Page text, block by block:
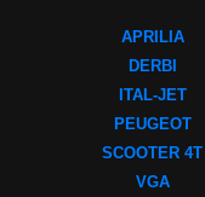
APRILIA
DERBI
ITAL-JET
PEUGEOT
SCOOTER 4T
VGA